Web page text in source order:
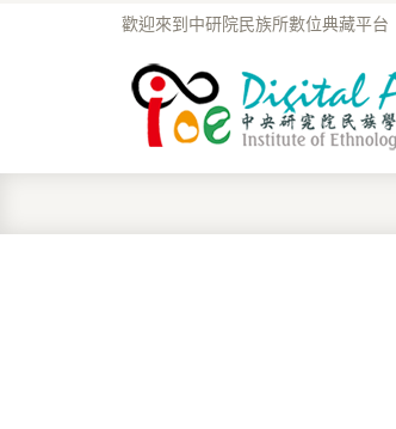
歡迎來到中研院民族所數位典藏平台